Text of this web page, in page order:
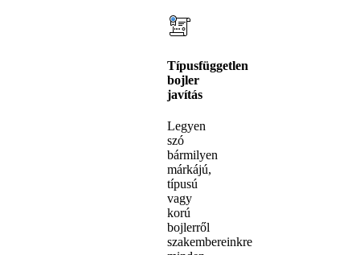
Típusfüggetlen
bojler
javítás
Legyen
szó
bármilyen
márkájú,
típusú
vagy
korú
bojlerről
szakembereinkre